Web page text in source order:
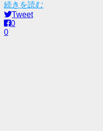
続きを読む
Tweet
0
0